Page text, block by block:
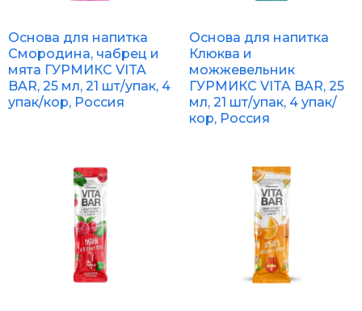
Основа для напитка
Смородина, чабрец и
мята ГУРМИКС VITA
BAR, 25 мл, 21 шт/упак, 4
упак/кор, Россия
Основа для напитка
Клюква и
можжевельник
ГУРМИКС VITA BAR, 25
мл, 21 шт/упак, 4 упак/
кор, Россия